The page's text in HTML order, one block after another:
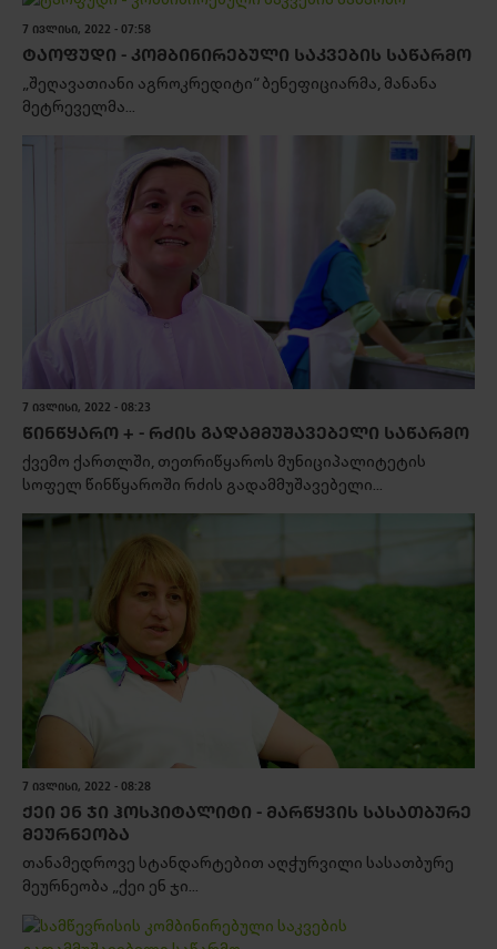
7 ᲘᲕᲚᲘᲡᲘ, 2022 - 07:58
ᲢᲐᲝᲤᲣᲓᲘ - ᲙᲝᲛᲑᲘᲜᲘᲠᲔᲑᲣᲚᲘ ᲡᲐᲙᲕᲔᲑᲘᲡ ᲡᲐᲬᲐᲠᲛᲝ
„შეღავათიანი აგროკრედიტი“ ბენეფიციარმა, მანანა
მეტრეველმა...
7 ᲘᲕᲚᲘᲡᲘ, 2022 - 08:23
ᲬᲘᲜᲬᲧᲐᲠᲝ + - ᲠᲫᲘᲡ ᲒᲐᲓᲐᲛᲛᲣᲨᲐᲕᲔᲑᲔᲚᲘ ᲡᲐᲬᲐᲠᲛᲝ
ქვემო ქართლში, თეთრიწყაროს მუნიციპალიტეტის
სოფელ წინწყაროში რძის გადამმუშავებელი...
7 ᲘᲕᲚᲘᲡᲘ, 2022 - 08:28
ᲥᲔᲘ ᲔᲜ ᲯᲘ ᲰᲝᲡᲞᲘᲢᲐᲚᲘᲢᲘ - ᲛᲐᲠᲬᲧᲕᲘᲡ ᲡᲐᲡᲐᲗᲑᲣᲠᲔ
ᲛᲔᲣᲠᲜᲔᲝᲑᲐ
თანამედროვე სტანდარტებით აღჭურვილი სასათბურე
მეურნეობა „ქეი ენ ჯი...